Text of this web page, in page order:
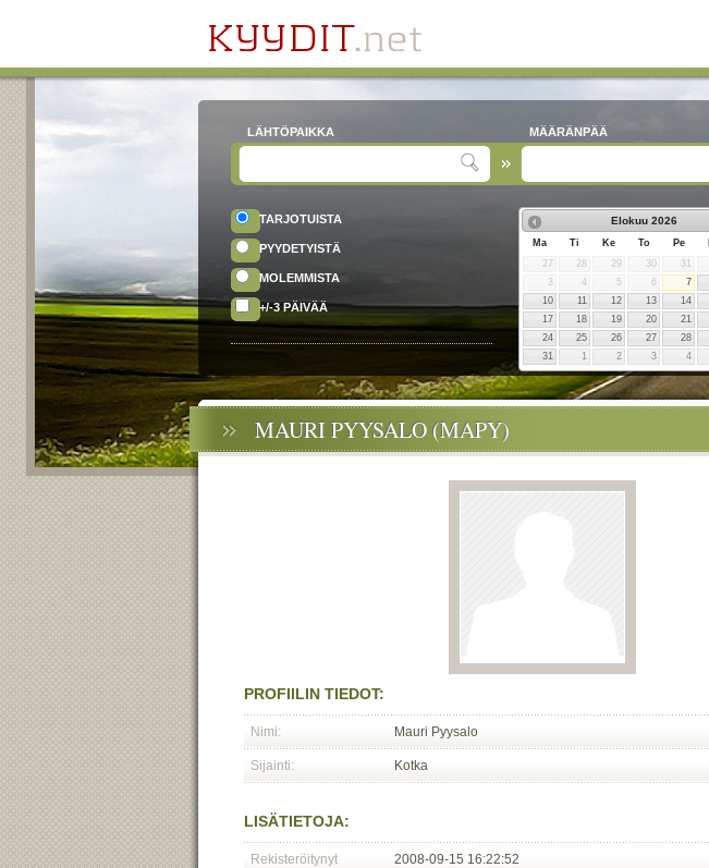
LÄHTÖPAIKKA MÄÄRÄNPÄÄ
TARJOTUISTA
PYYDETYISTÄ
MOLEMMISTA
+/-3 PÄIVÄÄ
Elokuu 2026
Ma Ti Ke To Pe
27
28 29 30 31
3
4 5 6 7
10
11 12 13 14
17
18 19 20 21
24
25 26 27 28
31
1 2 3 4
MAURI PYYSALO (MAPY)
PROFIILIN TIEDOT:
Nimi: Mauri Pyysalo
Sijainti: Kotka
LISÄTIETOJA:
Rekisteröitynyt 2008-09-15 16:22:52